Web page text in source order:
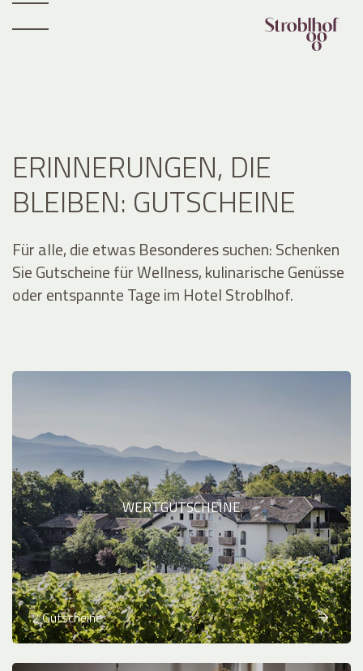
ERINNERUNGEN, DIE
BLEIBEN: GUTSCHEINE
Für alle, die etwas Besonderes suchen: Schenken
Sie Gutscheine für Wellness, kulinarische Genüsse
oder entspannte Tage im Hotel Stroblhof.
WERTGUTSCHEINE
2 Gutscheine